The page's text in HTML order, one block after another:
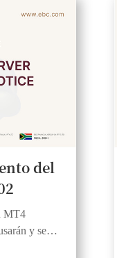
del
MT4
y se
trading